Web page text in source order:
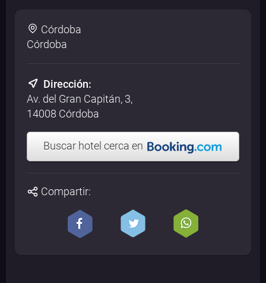
Córdoba
Córdoba
Dirección:
Av. del Gran Capitán, 3,
14008 Córdoba
Buscar hotel cerca en
Compartir: